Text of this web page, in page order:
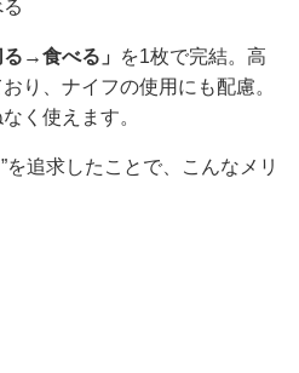
→食べる」
を1枚で完結。高
り、ナイフの使用にも配慮。
く使えます。
を追求したことで、こんなメリ